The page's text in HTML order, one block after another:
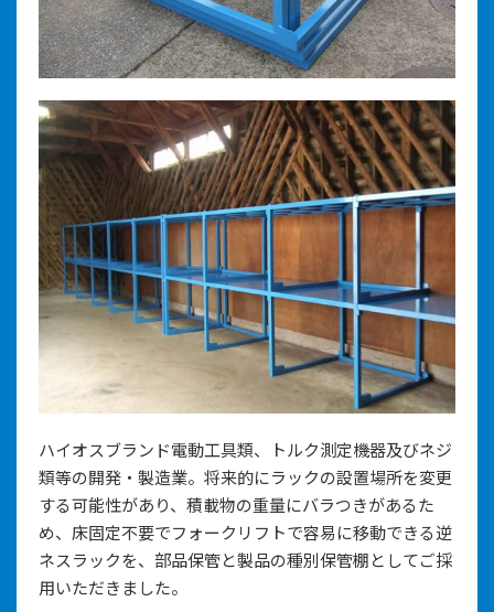
ハイオスブランド電動工具類、トルク測定機器及びネジ
類等の開発・製造業。将来的にラックの設置場所を変更
する可能性があり、積載物の重量にバラつきがあるた
め、床固定不要でフォークリフトで容易に移動できる逆
ネスラックを、部品保管と製品の種別保管棚としてご採
用いただきました。